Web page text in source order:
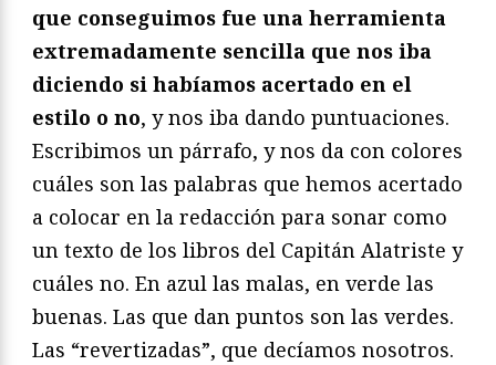
que conseguimos fue una herramienta
extremadamente sencilla que nos iba
diciendo si habíamos acertado en el
estilo o no, y nos iba dando puntuaciones.
Escribimos un párrafo, y nos da con colores
cuáles son las palabras que hemos acertado
a colocar en la redacción para sonar como
un texto de los libros del Capitán Alatriste y
cuáles no. En azul las malas, en verde las
buenas. Las que dan puntos son las verdes.
Las “revertizadas”, que decíamos nosotros.